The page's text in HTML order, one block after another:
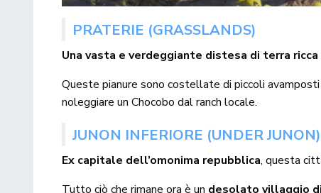
PRATERIE (GRASSLANDS)
Una vasta e verdeggiante distesa di terra ricca
Queste pianure sono costellate di piccoli
noleggiare un Chocobo dal ranch locale.
JUNON INFERIORE (UNDER JUNON)
Ex capitale dell’omonima repubblica, questa
Tutto ciò che rimane ora è un desolato villaggio